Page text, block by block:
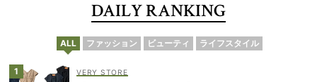
DAILY RANKING
ALL ファッション ビューティ ライフスタイル
VERY STORE